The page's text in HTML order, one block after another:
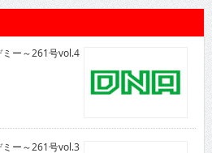
ー～261号vol.4
ー～261号vol.3